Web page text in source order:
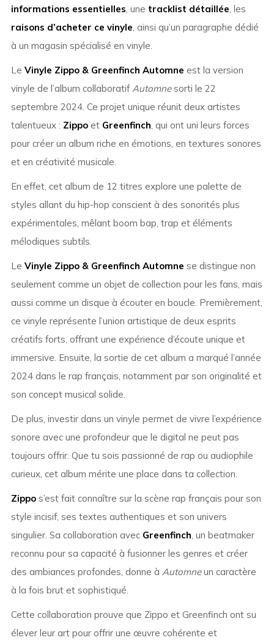
informations essentielles, une tracklist détaillée, les
raisons d’acheter ce vinyle, ainsi qu’un paragraphe dédié
à un magasin spécialisé en vinyle.
Le Vinyle Zippo & Greenfinch Automne est la version
vinyle de l’album collaboratifAutomnesorti le 22
septembre 2024. Ce projet unique réunit deux artistes
talentueux : Zippoet Greenfinch, qui ont uni leurs forces
pour créer un album riche en émotions, en textures sonores
et en créativité musicale.
En effet, cet album de 12 titres explore une palette de
styles allant du hip-hop conscient à des sonorités plus
expérimentales, mêlant boom bap, trap et éléments
mélodiques subtils.
Le Vinyle Zippo & Greenfinch Automne se distingue non
seulement comme un objet de collection pour les fans, mais
aussi comme un disque à écouter en boucle. Premièrement,
ce vinyle représente l’union artistique de deux esprits
créatifs forts, offrant une expérience d’écoute unique et
immersive. Ensuite, la sortie de cet album a marqué l’année
2024 dans le rap français, notamment par son originalité et
son concept musical solide.
De plus, investir dans un vinyle permet de vivre l’expérience
sonore avec une profondeur que le digital ne peut pas
toujours offrir. Que tu sois passionné de rap ou audiophile
curieux, cet album mérite une place dans ta collection.
Zippos’est fait connaître sur la scène rap français pour son
style incisif, ses textes authentiques et son univers
singulier. Sa collaboration avec Greenfinch, un beatmaker
reconnu pour sa capacité à fusionner les genres et créer
des ambiances profondes, donne à Automneun caractère
à la fois brut et sophistiqué.
Cette collaboration prouve que Zippo et Greenfinch ont su
élever leur art pour offrir une œuvre cohérente et